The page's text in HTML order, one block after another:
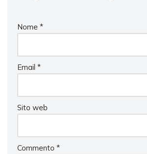
Nome *
Email *
Sito web
Commento *